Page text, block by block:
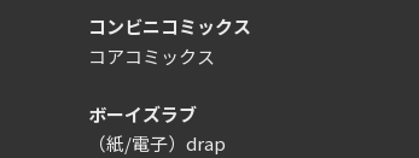
コンビニコミックス
コアコミックス
ボーイズラブ
（紙/電子）drap